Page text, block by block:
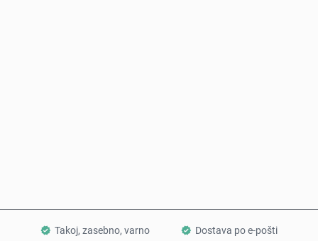
Takoj, zasebno, varno Dostava po e-pošti